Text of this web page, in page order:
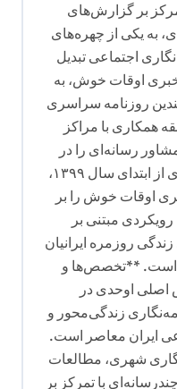
بر گزارش‌های
به یکی از چهره‌های
اجتماعی تبدیل
اوقات خوش، به
روزنامه سراسری
همکاری با مراکز
رسانه‌ای را در
کارنامه خود ثبت کرده است. وی از ابتدای سال ۱۳۹۹،
اوقات خوش را بر
مبتنی بر
روزمره ایرانیان
است. **تخصص‌ها و
اوحدی در
زندگی‌محور و
ایران معاصر است.
شهری، مطالعات
با تمرکز بر